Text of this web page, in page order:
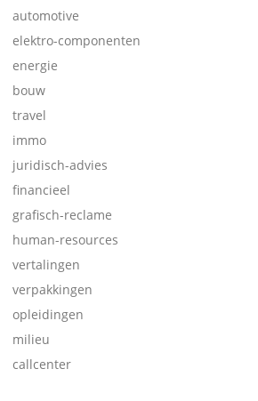
automotive
elektro-componenten
energie
bouw
travel
immo
juridisch-advies
financieel
grafisch-reclame
human-resources
vertalingen
verpakkingen
opleidingen
milieu
callcenter